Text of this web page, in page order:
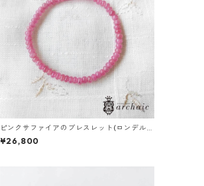
ピンクサファイアのブレスレット(ロンデル4.
5mm)
¥26,800